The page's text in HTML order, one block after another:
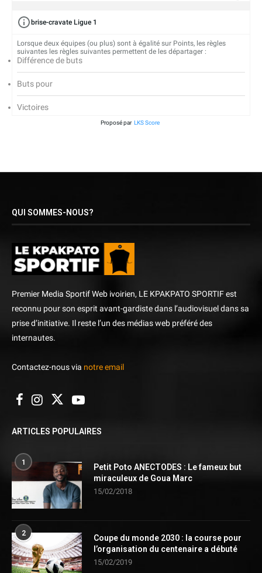
brise-cravate Ligue 1
Lorsque deux équipes (ou plus) sont à égalité sur Points, les règles
suivantes les règles suivantes permettent de les départager :
Différence de buts
Buts pour
Victoires
Proposé par LKS Score
QUI SOMMES-NOUS?
Premier Media Sportif Web ivoirien, LE KPAKPATO SPORTIF est
reconnu pour son esprit avant-gardiste dans l’audiovisuel dans sa
prise d’initiative. Il reste l’un des médias web préféré des
internautes.
Contactez-nous via notre email
ARTICLES POPULAIRES
1
Petit Poto ANECTODES : Le fameux but
miraculeux de Goua Marc
15/02/2018
2
Coupe du monde 2030 : la course pour
l’organisation du centenaire a débuté
15/02/2019